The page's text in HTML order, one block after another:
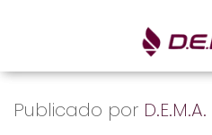
Publicado por D.E.M.A.